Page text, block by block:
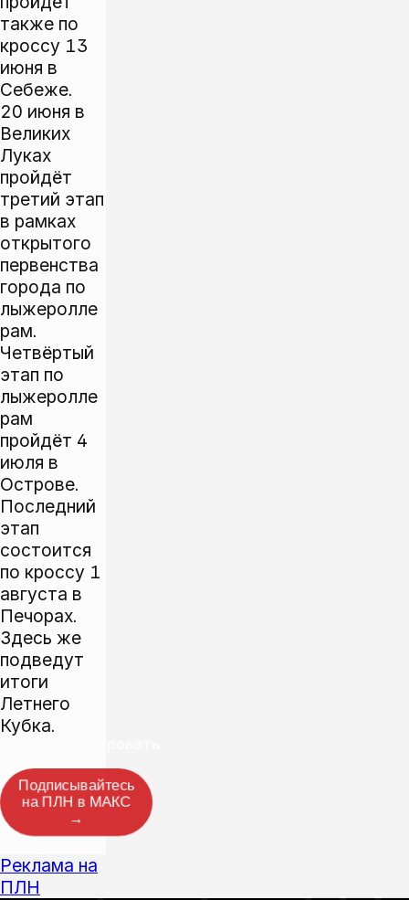
также по
кроссу 13
июня в
Себеже.
20 июня в
Великих
Луках
пройдёт
третий этап
в рамках
открытого
первенства
города по
лыжеролле
рам.
Четвёртый
этап по
лыжеролле
рам
пройдёт 4
июля в
Острове.
Последний
этап
состоится
по кроссу 1
августа в
Печорах.
Здесь же
подведут
итоги
Летнего
Кубка.
Подписывайтесь
на ПЛН в МАКС
→
Реклама на
ПЛН